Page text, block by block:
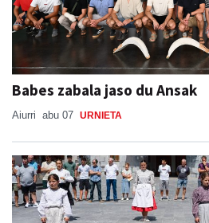
Babes zabala jaso du Ansak
Aiurri abu 07 URNIETA